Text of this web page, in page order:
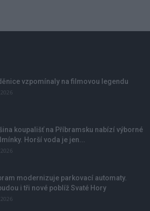
vzpomínaly na filmovou legendu
koupališť na Příbramsku nabízí výborné
Horší voda je jen...
modernizuje parkovací automaty.
i tři nové poblíž Svaté Hory